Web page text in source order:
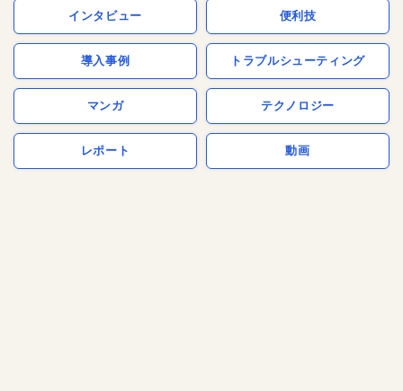
インタビュー 便利技
導入事例 トラブルシューティング
マンガ テクノロジー
レポート 動画